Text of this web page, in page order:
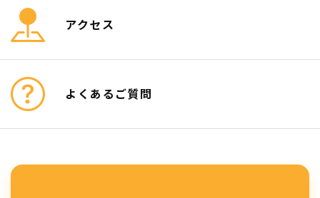
アクセス
よくあるご質問